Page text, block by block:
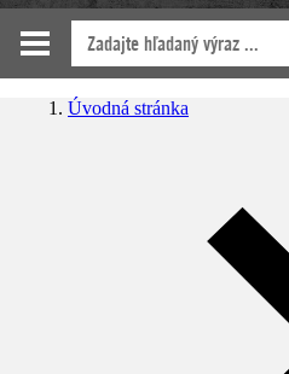
Úvodná stránka